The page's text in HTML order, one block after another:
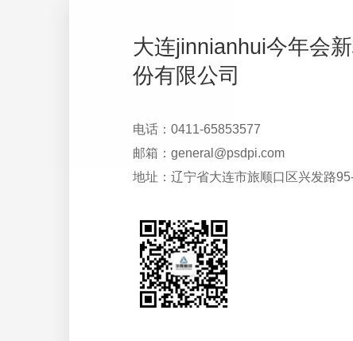
大连jinnianhui今年会
份有限公司
电话：0411-65853577
邮箱：general@psdpi.com
地址：辽宁省大连市旅顺口区兴发路